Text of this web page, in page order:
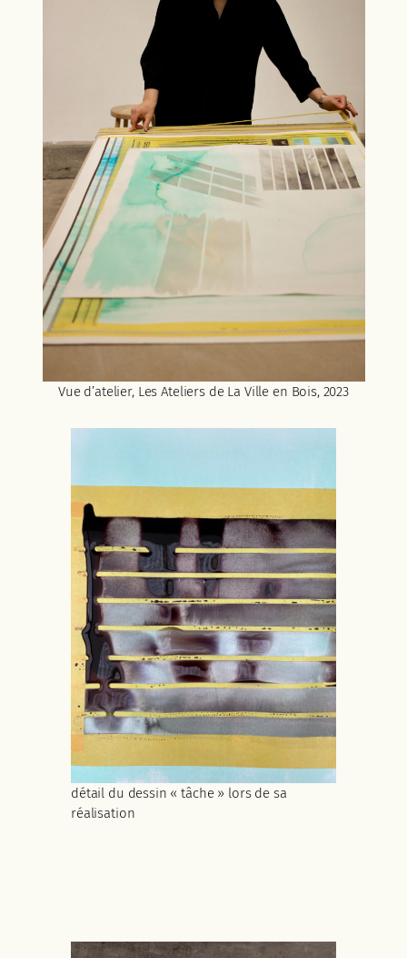
Vue d’atelier, Les Ateliers de La Ville en Bois, 2023
détail du dessin « tâche » lors de sa
réalisation